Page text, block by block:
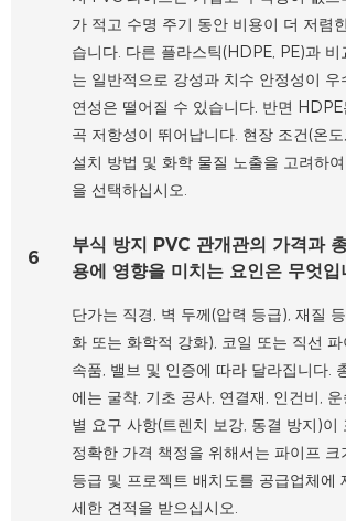
가 적고 수명 주기 동안 비용이 더 저렴
습니다. 다른 플라스틱(HDPE, PE)과 비
는 일반적으로 강성과 치수 안정성이 우
연성은 떨어질 수 있습니다. 반면
곡 저항성이 뛰어납니다. 현장 조건(온
설치 방법 및 화학 물질 노출을 고려하
을 선택하십시오.
6
부식 방지 PVC 관개관의 가격과
용에 영향을 미치는 요인은 무엇입
단가는 직경, 벽 두께(압력 등급), 재질
화 또는 화학적 강화), 코일 또는 직선
속품, 밸브 및 인증에 따라 달라집니다.
에는 굴착, 기초 공사, 연결재, 인건비,
별 요구 사항(트렌치 보강, 동결 방지)이
정확한 가격 책정을 위해서는 파이프 크
등급 및 프로젝트 배치도를 공급업체에
세한 견적을 받으십시오.